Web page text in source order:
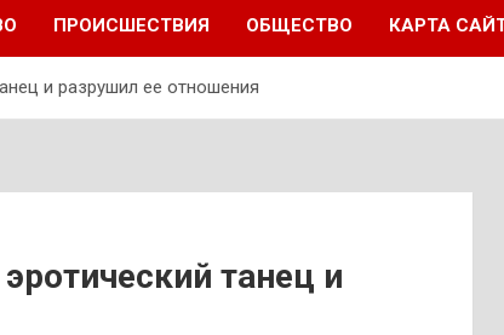
ПРОИСШЕСТВИЯ ОБЩЕСТВО КАРТА
и разрушил ее отношения
танец и